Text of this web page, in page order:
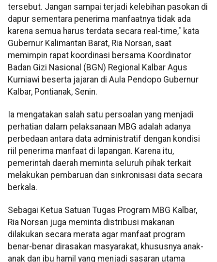
tersebut. Jangan sampai terjadi kelebihan pasokan di
dapur sementara penerima manfaatnya tidak ada
karena semua harus terdata secara real-time," kata
Gubernur Kalimantan Barat, Ria Norsan, saat
memimpin rapat koordinasi bersama Koordinator
Badan Gizi Nasional (BGN) Regional Kalbar Agus
Kurniawi beserta jajaran di Aula Pendopo Gubernur
Kalbar, Pontianak, Senin.
Ia mengatakan salah satu persoalan yang menjadi
perhatian dalam pelaksanaan MBG adalah adanya
perbedaan antara data administratif dengan kondisi
riil penerima manfaat di lapangan. Karena itu,
pemerintah daerah meminta seluruh pihak terkait
melakukan pembaruan dan sinkronisasi data secara
berkala.
Sebagai Ketua Satuan Tugas Program MBG Kalbar,
Ria Norsan juga meminta distribusi makanan
dilakukan secara merata agar manfaat program
benar-benar dirasakan masyarakat, khususnya anak-
anak dan ibu hamil yang menjadi sasaran utama